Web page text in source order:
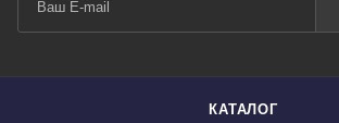
КАТАЛОГ